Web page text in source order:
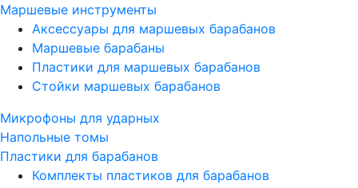
Маршевые инструменты
Аксессуары для маршевых барабанов
Маршевые барабаны
Пластики для маршевых барабанов
Стойки маршевых барабанов
Микрофоны для ударных
Напольные томы
Пластики для барабанов
Комплекты пластиков для барабанов